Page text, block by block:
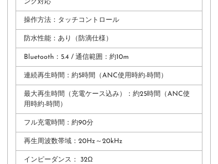
ング対応
操作方法： タッチコントロール
防⽔性能：あり（防滴仕様）
Bluetooth：5.4 / 通信範囲：約10m
連続再⽣時間：約5時間（ANC使⽤時約-時間）
最⼤再⽣時間（充電ケース込み）：約25時間（ANC使
⽤時約-時間）
フル充電時間：約90分
再生周波数帯域：20Hz～20kHz
インピーダンス： 32Ω